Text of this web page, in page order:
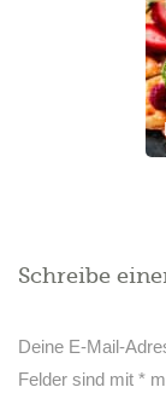
Schreibe
Deine E-Mail-
Felder sind mit*